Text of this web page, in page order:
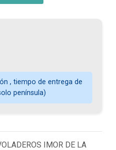
, tiempo de entrega de
península)
IMOR DE LA